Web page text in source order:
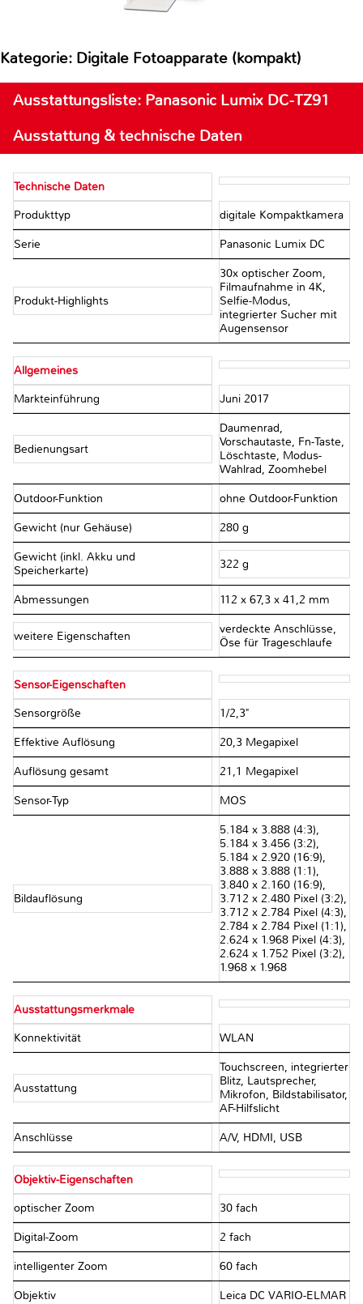
Kategorie: Digitale Fotoapparate (kompakt)
Ausstattungsliste: Panasonic Lumix DC-TZ91
Ausstattung & technische Daten
Technische Daten
Produkttyp digitale Kompaktkamera
Serie Panasonic Lumix DC
Produkt-Highlights
30x optischer Zoom,
Filmaufnahme in 4K,
Selfie-Modus,
integrierter Sucher mit
Augensensor
Allgemeines
Markteinführung Juni 2017
Bedienungsart
Daumenrad,
Vorschautaste, Fn-Taste,
Löschtaste, Modus-
Wahlrad, Zoomhebel
Outdoor-Funktion ohne Outdoor-Funktion
Gewicht (nur Gehäuse) 280 g
Gewicht (inkl. Akku und
Speicherkarte)
322 g
Abmessungen 112 x 67,3 x 41,2 mm
weitere Eigenschaften
verdeckte Anschlüsse,
Öse für Trageschlaufe
Sensor-Eigenschaften
Sensorgröße 1/2,3"
Effektive Auflösung 20,3 Megapixel
Auflösung gesamt 21,1 Megapixel
Sensor-Typ MOS
Bildauflösung
5.184 x 3.888 (4:3),
5.184 x 3.456 (3:2),
5.184 x 2.920 (16:9),
3.888 x 3.888 (1:1),
3.840 x 2.160 (16:9),
3.712 x 2.480 Pixel (3:2),
3.712 x 2.784 Pixel (4:3),
2.784 x 2.784 Pixel (1:1),
2.624 x 1.968 Pixel (4:3),
2.624 x 1.752 Pixel (3:2),
1.968 x 1.968
Ausstattungsmerkmale
Konnektivität WLAN
Ausstattung
Touchscreen, integrierter
Blitz, Lautsprecher,
Mikrofon, Bildstabilisator,
AF-Hilfslicht
Anschlüsse A/V, HDMI, USB
Objektiv-Eigenschaften
optischer Zoom 30 fach
Digital-Zoom 2 fach
intelligenter Zoom 60 fach
Objektiv Leica DC VARIO-ELMAR